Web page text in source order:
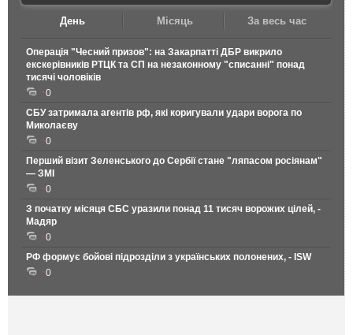
День Місяць За весь час
Операція "Чесний призов": на Закарпатті ДБР викрило
екскерівників РТЦК та СП на незаконному "списанні" понад
тисячі чоловіків
0
СБУ затримала агентів рф, які коригували удари ворога по
Миколаєву
0
Перший візит Зеленського до Сербії стане "ляпасом росіянам"
— ЗМІ
0
З початку місяця СБС уразили понад 11 тисяч ворожих цілей, -
Мадяр
0
РФ формує бойові підрозділи з українських полонених, - ISW
0